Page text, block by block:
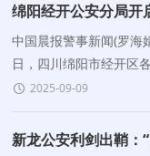
绵阳经开公安分局开
中国晨报警事新闻(罗海
日，四川绵阳市经开区
琅琅书声。经开区公安
2025-09-09
新龙公安利剑出鞘：